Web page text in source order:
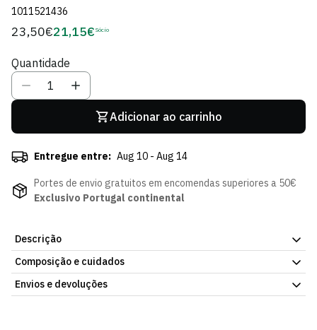
1011521436
Preço
23,50€Preço
Sócio
21,15€ Sócio
Quantidade
Adicionar ao carrinho
Entregue entre: Aug 10 - Aug 14
Portes de envio gratuitos em encomendas superiores a 50€
Exclusivo Portugal continental
Descrição
Elegância e funcionalidade num só conjunto. O Conjunto Porta-
Cartões em Pele e Caneta Preto do Sporting CP tem um porta-
cartões em pele genuína com o branding do clube e uma caneta a
Composição e cuidados
Envios e devoluções